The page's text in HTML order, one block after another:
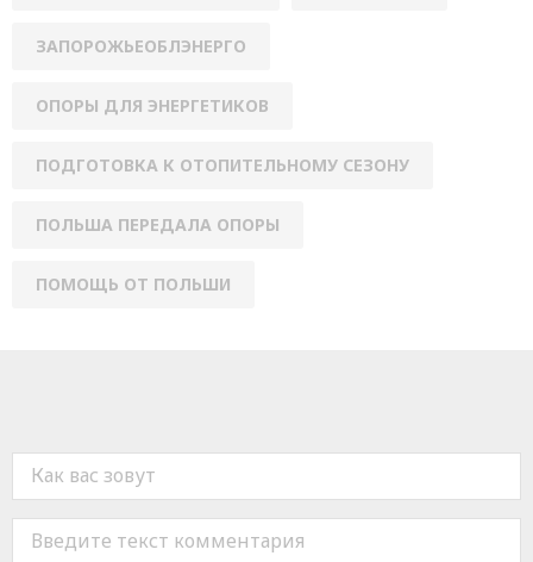
ЗАПОРОЖЬЕОБЛЭНЕРГО
ОПОРЫ ДЛЯ ЭНЕРГЕТИКОВ
ПОДГОТОВКА К ОТОПИТЕЛЬНОМУ СЕЗОНУ
ПОЛЬША ПЕРЕДАЛА ОПОРЫ
ПОМОЩЬ ОТ ПОЛЬШИ